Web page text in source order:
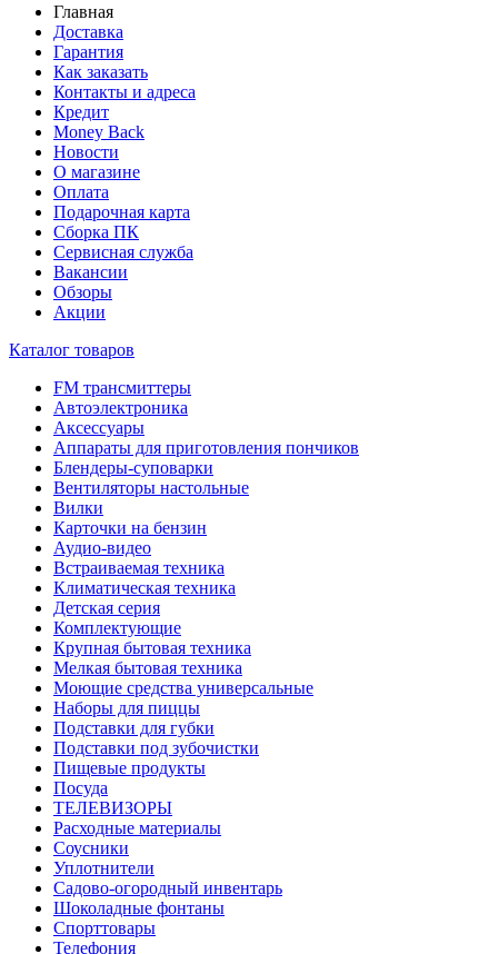
Главная
Доставка
Гарантия
Как заказать
Контакты и адреса
Кредит
Money Back
Новости
О магазине
Оплата
Подарочная карта
Сборка ПК
Сервисная служба
Вакансии
Обзоры
Акции
Каталог товаров
FM трансмиттеры
Автоэлектроника
Аксессуары
Аппараты для приготовления пончиков
Блендеры-суповарки
Вентиляторы настольные
Вилки
Карточки на бензин
Аудио-видео
Встраиваемая техника
Климатическая техника
Детская серия
Комплектующие
Крупная бытовая техника
Мелкая бытовая техника
Моющие средства универсальные
Наборы для пиццы
Подставки для губки
Подставки под зубочистки
Пищевые продукты
Посуда
ТЕЛЕВИЗОРЫ
Расходные материалы
Соусники
Уплотнители
Садово-огородный инвентарь
Шоколадные фонтаны
Спорттовары
Телефония